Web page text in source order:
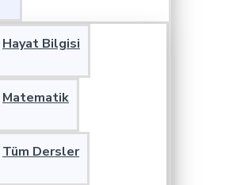
Hayat Bilgisi
Matematik
Tüm Dersler